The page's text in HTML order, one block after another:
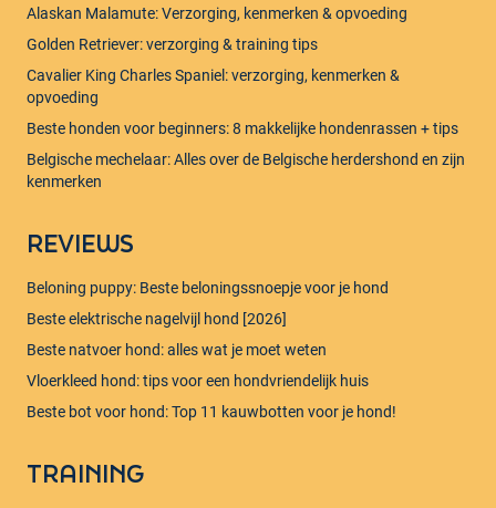
Alaskan Malamute: Verzorging, kenmerken & opvoeding
Golden Retriever: verzorging & training tips
Cavalier King Charles Spaniel: verzorging, kenmerken &
opvoeding
Beste honden voor beginners: 8 makkelijke hondenrassen + tips
Belgische mechelaar: Alles over de Belgische herdershond en zijn
kenmerken
REVIEWS
Beloning puppy: Beste beloningssnoepje voor je hond
Beste elektrische nagelvijl hond [2026]
Beste natvoer hond: alles wat je moet weten
Vloerkleed hond: tips voor een hondvriendelijk huis
Beste bot voor hond: Top 11 kauwbotten voor je hond!
TRAINING